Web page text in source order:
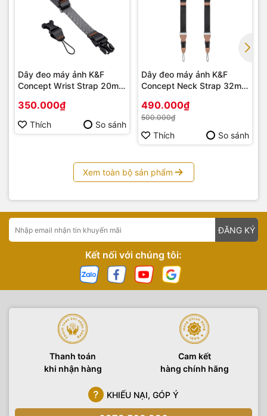
Dây đeo máy ảnh K&F
Concept Wrist Strap 20mm
350.000₫
Thích So sánh
Dây đeo máy ảnh K&F
Concept Neck Strap 32mm
490.000₫
500.000₫
Thích So sánh
Xem toàn bộ sản phẩm
ĐĂNG KÝ
Kết nối với chúng tôi:
Thanh toán
khi nhận hàng
Cam kết
hàng chính hãng
KHIẾU NẠI, GÓP Ý